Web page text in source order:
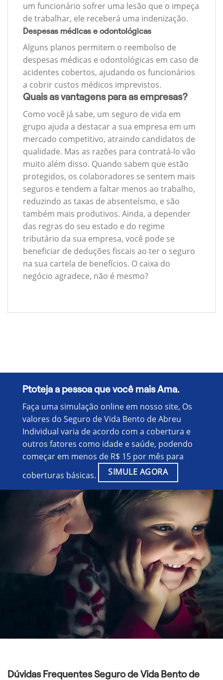
um funcionário sofrer uma lesão que o impeça
de trabalhar, ele receberá uma indenização.
Despesas médicas e odontológicas
Alguns planos permitem o reembolso de
despesas médicas e odontológicas em caso de
acidentes cobertos, ajudando os funcionários
a cobrir custos médicos imprevistos.
Quais as vantagens para as empresas?
Como você já sabe, um seguro de vida em
grupo ajuda a destacar a sua empresa em um
mercado competitivo, atraindo candidatos de
qualidade. Mas as razões para contratá-lo vão
muito além disso. Quando sabem que estão
protegidos, os colaboradores se sentem mais
seguros e tendem a faltar menos ao trabalho,
reduzindo as taxas de absenteísmo, e são
também mais produtivos. Ainda, a depender
das regras do seu estado e do regime
tributário da sua empresa, você pode se
beneficiar de deduções fiscais ao ter o seguro
na sua cartela de benefícios. O caixa do
negócio agradece, não é mesmo?
Ptoteja a pessoa que você mais Ama.
Faça uma simulação online em nosso site, Os
valores do Seguro de Vida Bento de Abreu
Individual varia de acordo com a cobertura e
outros fatores como idade e saúde, podendo
começar em menos de R$ 15 por mês para
coberturas básicas.
SIMULE AGORA
Dúvidas Frequentes Seguro de Vida Bento de